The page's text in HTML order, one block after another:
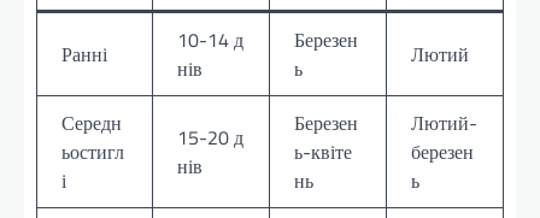
Ранні
10-14 д
нів
Березен
ь
Лютий
Середн
ьостигл
і
15-20 д
нів
Березен
ь-квіте
нь
Лютий-
березен
ь